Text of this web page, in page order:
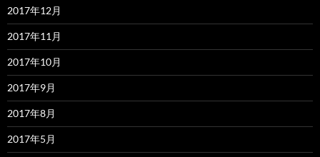
2017年12月
2017年11月
2017年10月
2017年9月
2017年8月
2017年5月